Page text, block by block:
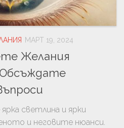
МАРТ 19, 2024
Желания
светлина и ярки
и неговите нюанси.